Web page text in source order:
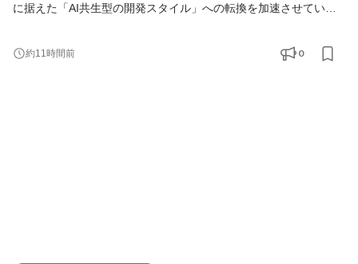
に据えた「AI共生型の開発スタイル」への転換を加速させていま
極的に募集しています。 AIを相棒に、圧倒的なスピードと品質を
実現し、最先端の技術を使いこなすエンジニアへ成長したい方を
約11時間前 0